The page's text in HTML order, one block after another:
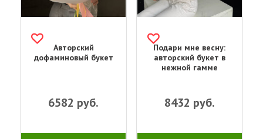
Авторский
дофаминовый букет
6582 руб.
Подари мне весну:
авторский букет в
нежной гамме
8432 руб.